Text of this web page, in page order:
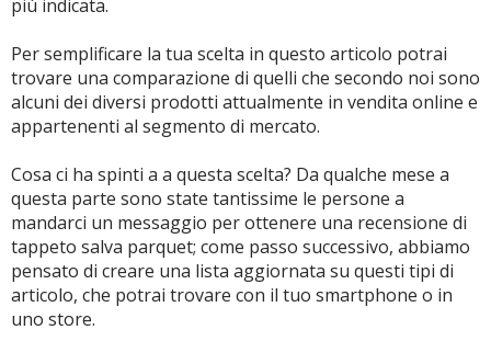
plastica di alta qualità e priva di sostanze nocive.
Facile da pulire con un panno umido.
Il tappetino protettivo trasparente è ideale per
proteggere il pavimento da usura e graffi.
Proteggete il vostro laminato, parquet, piastrelle o
Dettagli
Colore: Bianco
Taglia: 90 x 120 ACMOMO
Forma: Rettangolare
Marchio: ACMOMO
Materiale: EVA
più indicata.
Per semplificare la tua scelta in questo articolo potrai
trovare una comparazione di quelli che secondo noi sono
alcuni dei diversi prodotti attualmente in vendita online e
appartenenti al segmento di mercato.
Cosa ci ha spinti a a questa scelta? Da qualche mese a
questa parte sono state tantissime le persone a
mandarci un messaggio per ottenere una recensione di
tappeto salva parquet; come passo successivo, abbiamo
pensato di creare una lista aggiornata su questi tipi di
articolo, che potrai trovare con il tuo smartphone o in
uno store.